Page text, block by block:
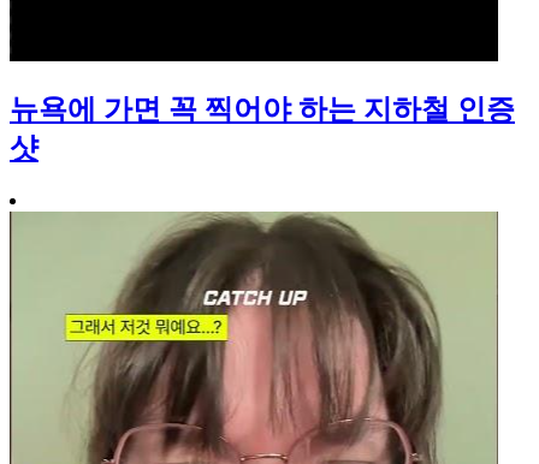
뉴욕에 가면 꼭 찍어야 하는 지하철 인증
샷